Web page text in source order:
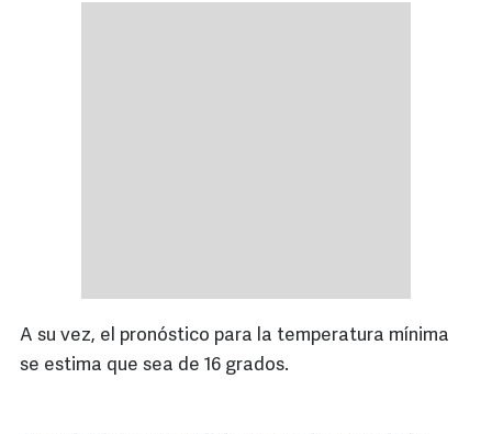
A su vez, el pronóstico para la temperatura mínima
se estima que sea de 16 grados.